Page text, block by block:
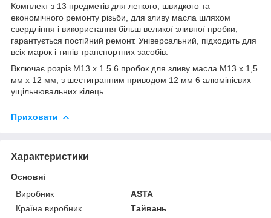
Комплект з 13 предметів для легкого, швидкого та
економічного ремонту різьби, для зливу масла шляхом
свердління і використання більш великої зливної пробки,
гарантується постійний ремонт. Універсальний, підходить для
всіх марок і типів транспортних засобів.
Включає розріз M13 x 1.5 6 пробок для зливу масла M13 x 1,5
мм x 12 мм, з шестигранним приводом 12 мм 6 алюмінієвих
ущільнювальних кілець.
Приховати
Характеристики
Основні
Виробник
ASTA
Країна виробник
Тайвань